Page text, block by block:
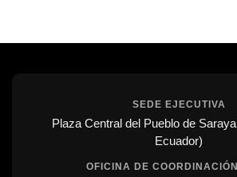
SEDE EJECUTIVA
Plaza Central del Pueblo de
Ecuador)
OFICINA DE